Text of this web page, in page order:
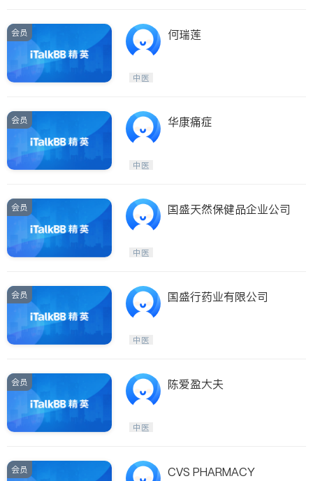
会员 何瑞莲
中医
会员 华康痛症
中医
会员 国盛天然保健品企业公司
中医
会员 国盛行药业有限公司
中医
会员 陈爱盈大夫
中医
会员 CVS PHARMACY